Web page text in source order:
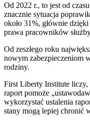
Od 2022 r., to jest od
znacznie sytuacja
około 31%, głównie
prawa pracowników
Od zeszłego roku
nowym zabezpieczeniom
rodziny.
First Liberty Institute
raport pomoże
wykorzystać ustalenia
stany mogą lepiej chronić